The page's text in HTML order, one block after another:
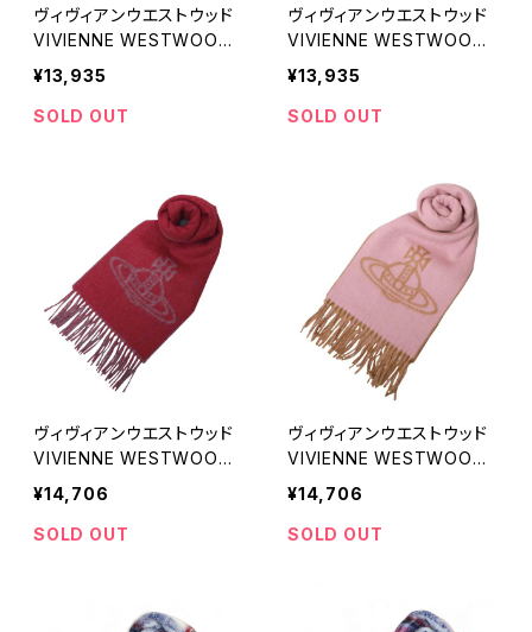
ヴィヴィアンウエストウッド
VIVIENNE WESTWOOD
マフラー 25-W00Q7-M41
1 レディース メンズ ダーク
グリーン マフラー
¥13,935
SOLD OUT
ヴィヴィアンウエストウッド
VIVIENNE WESTWOOD
マフラー 25-W00Q7-D40
1 レディース メンズ ブラウ
ン マフラー
¥13,935
SOLD OUT
ヴィヴィアンウエストウッド
VIVIENNE WESTWOOD
マフラー 25-W00ZH-H411
レディース メンズ ビッグオ
ーブロゴ レッド マフラー
¥14,706
SOLD OUT
ヴィヴィアンウエストウッド
VIVIENNE WESTWOOD
マフラー 25-W00ZH-G40
2 レディース メンズ ビッグ
オーブロゴ コットンピンク
¥14,706
SOLD OUT